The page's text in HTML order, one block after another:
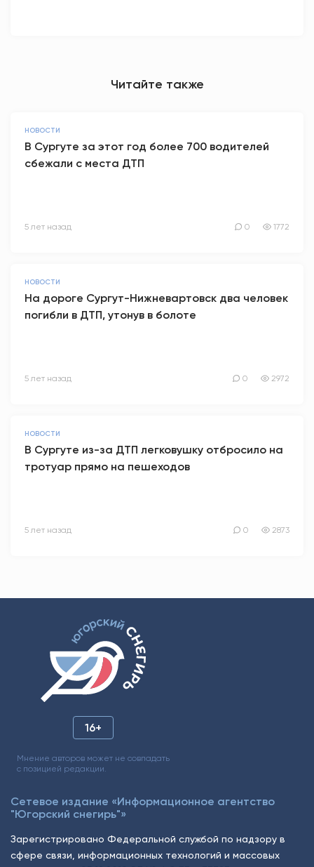
Читайте также
НОВОСТИ
В Сургуте за этот год более 700 водителей
сбежали с места ДТП
5 лет назад 0 1772
НОВОСТИ
На дороге Сургут-Нижневартовск два человек
погибли в ДТП, утонув в болоте
5 лет назад 0 2972
НОВОСТИ
В Сургуте из-за ДТП легковушку отбросило на
тротуар прямо на пешеходов
5 лет назад 0 2873
16+
Мнение авторов может не совпадать
с позицией редакции.
Сетевое издание «Информационное агентство
"Югорский снегирь"»
Зарегистрировано Федеральной службой по надзору в
сфере связи, информационных технологий и массовых